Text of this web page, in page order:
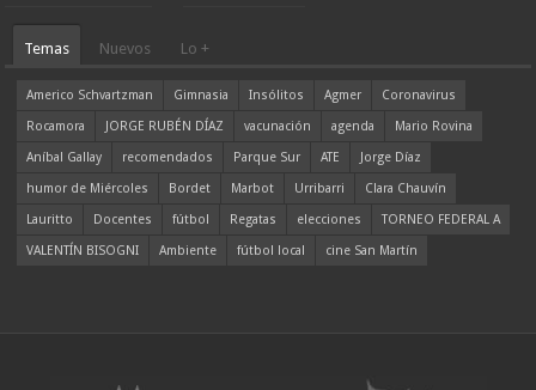
Temas Nuevos Lo +
Americo Schvartzman Gimnasia Insólitos Agmer
Coronavirus
Rocamora
JORGE RUBÉN DÍAZ vacunación agenda
Mario Rovina
Aníbal Gallay
recomendados Parque Sur ATE
Jorge Díaz
humor de Miércoles
Bordet Marbot Urribarri
Clara Chauvín
Lauritto
Docentes fútbol Regatas elecciones
TORNEO FEDERAL A
VALENTÍN BISOGNI
Ambiente fútbol local cine San Martín